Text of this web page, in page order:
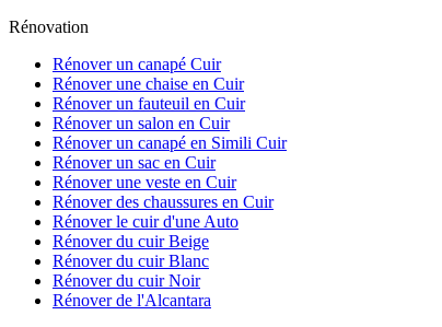
Rénovation
Rénover un canapé Cuir
Rénover une chaise en Cuir
Rénover un fauteuil en Cuir
Rénover un salon en Cuir
Rénover un canapé en Simili Cuir
Rénover un sac en Cuir
Rénover une veste en Cuir
Rénover des chaussures en Cuir
Rénover le cuir d'une Auto
Rénover du cuir Beige
Rénover du cuir Blanc
Rénover du cuir Noir
Rénover de l'Alcantara